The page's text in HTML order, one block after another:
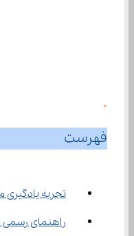
0
فهرست
تجربه یادگیری
راهنمای